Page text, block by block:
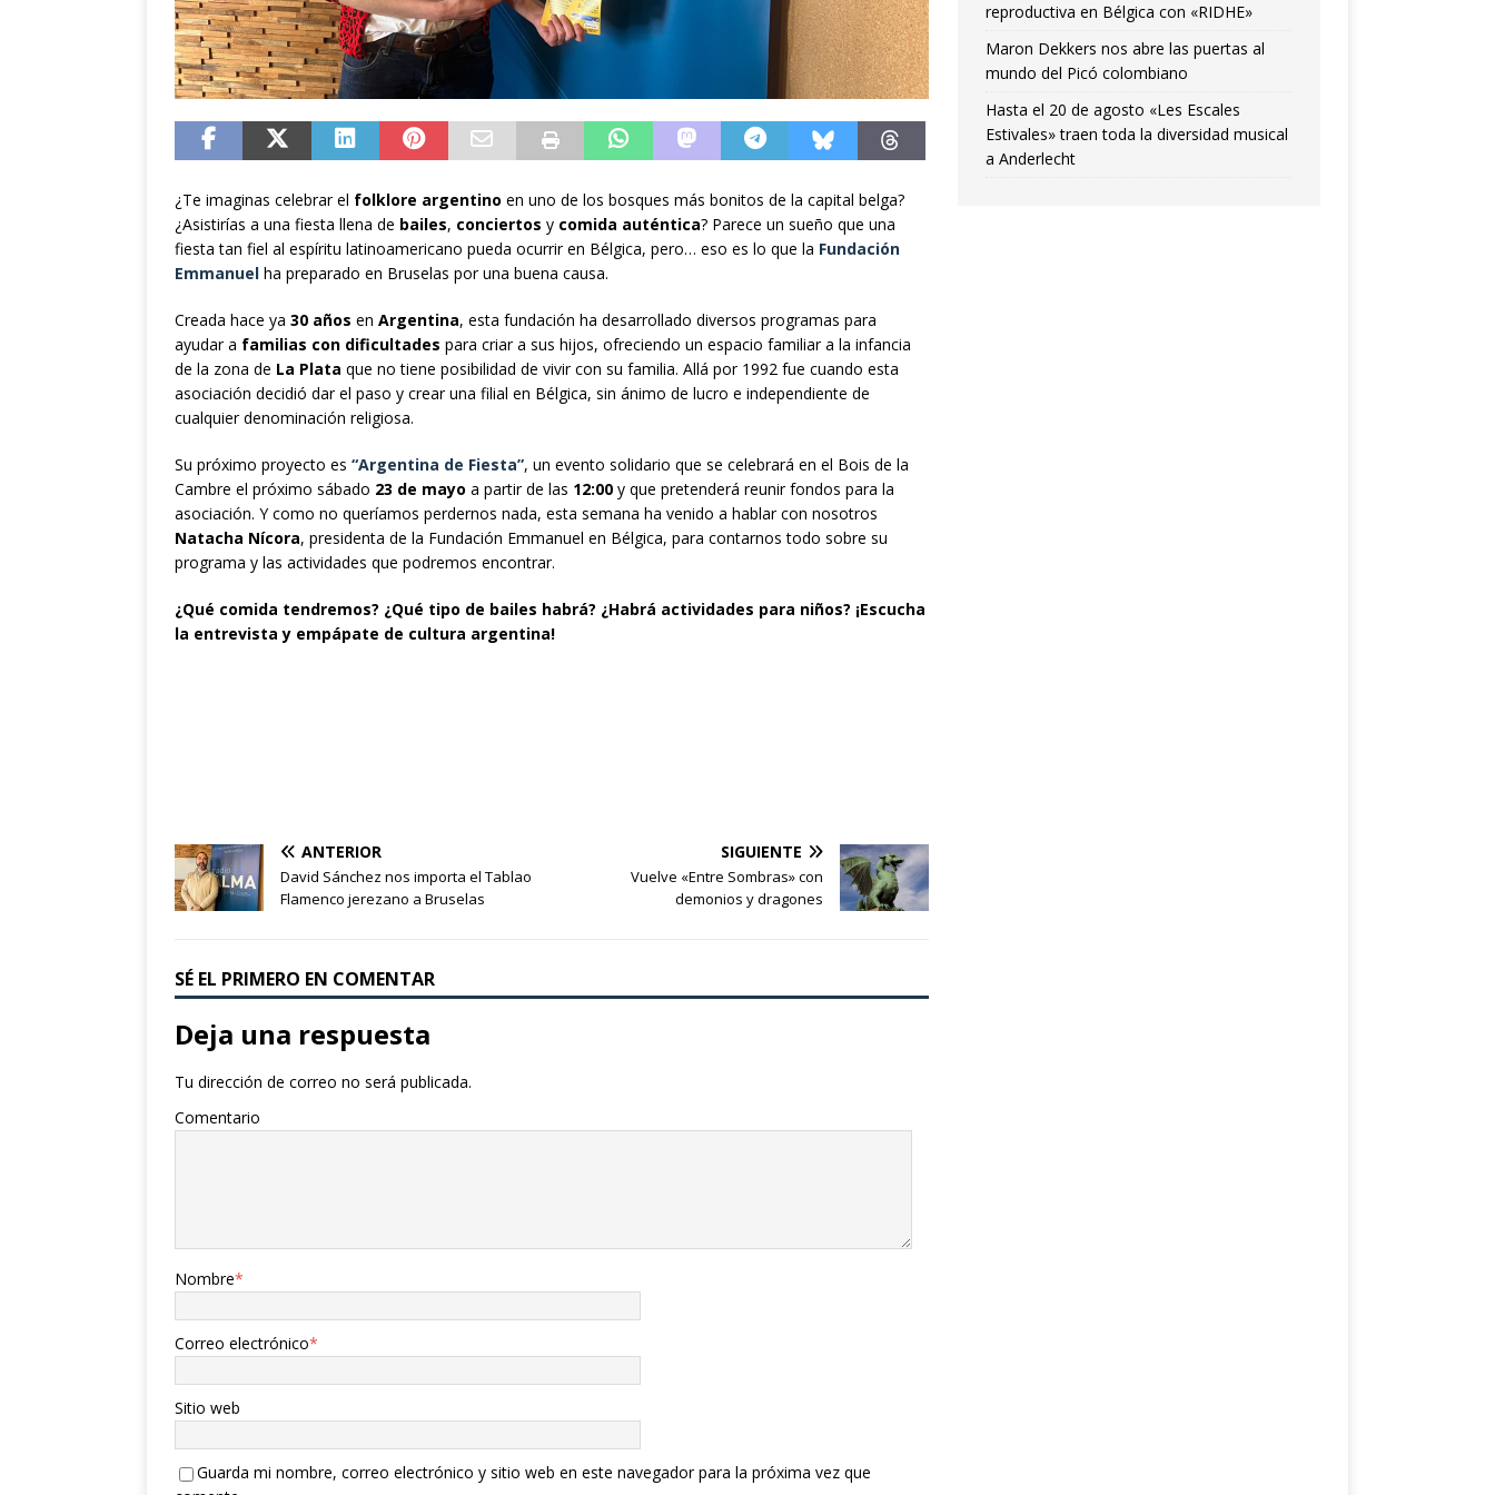
¿Te imaginas celebrar el folklore argentino en uno de los bosques más bonitos de la capital belga?
¿Asistirías a una fiesta llena de bailes, conciertos y comida auténtica? Parece un sueño que una
fiesta tan fiel al espíritu latinoamericano pueda ocurrir en Bélgica, pero… eso es lo que la Fundación
Emmanuel ha preparado en Bruselas por una buena causa.
Creada hace ya 30 años en Argentina, esta fundación ha desarrollado diversos programas para
ayudar a familias con dificultades para criar a sus hijos, ofreciendo un espacio familiar a la infancia
de la zona de La Plata que no tiene posibilidad de vivir con su familia. Allá por 1992 fue cuando esta
asociación decidió dar el paso y crear una filial en Bélgica, sin ánimo de lucro e independiente de
cualquier denominación religiosa.
Su próximo proyecto es “Argentina de Fiesta”, un evento solidario que se celebrará en el Bois de la
Cambre el próximo sábado 23 de mayo a partir de las 12:00 y que pretenderá reunir fondos para la
asociación. Y como no queríamos perdernos nada, esta semana ha venido a hablar con nosotros
Natacha Nícora, presidenta de la Fundación Emmanuel en Bélgica, para contarnos todo sobre su
programa y las actividades que podremos encontrar.
¿Qué comida tendremos? ¿Qué tipo de bailes habrá? ¿Habrá actividades para niños? ¡Escucha
la entrevista y empápate de cultura argentina!
ANTERIOR
David Sánchez nos importa el Tablao
Flamenco jerezano a Bruselas
SIGUIENTE
Vuelve «Entre Sombras» con
demonios y dragones
SÉ EL PRIMERO EN COMENTAR
Deja una respuesta
Tu dirección de correo no será publicada.
Comentario
Nombre*
Correo electrónico*
Sitio web
Guarda mi nombre, correo electrónico y sitio web en este navegador para la próxima vez que
reproductiva en Bélgica con «RIDHE»
Maron Dekkers nos abre las puertas al
mundo del Picó colombiano
Hasta el 20 de agosto «Les Escales
Estivales» traen toda la diversidad musical
a Anderlecht